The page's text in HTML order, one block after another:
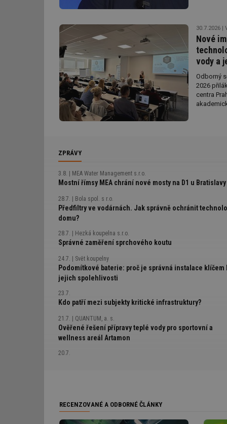
30.7.2026
Nové
vody a
Odborný
2026
centra
a
ZPRÁVY
3.8. MEA Water Management s.r.o.
Mostní římsy MEA chrání nové mosty na D1 u Bratislavy
28.7. Bola spol. s r.o.
Předfiltry ve vodárnách. Jak správně ochránit
domu?
28.7. Hezká koupelna s.r.o.
Správné zaměření sprchového koutu
24.7. Svět koupelny
Podomítkové baterie: proč je správná instalace klíčem
jejich spolehlivosti
23.7.
Kdo patří mezi subjekty kritické infrastruktury?
21.7. QUANTUM, a. s.
Ověřené řešení přípravy teplé vody pro sportovní a
wellness areál Artamon
20.7.
zahradě Praha 450 m³ pitné vody denně
15.7.
RECENZOVANÉ A ODBORNÉ ČLÁNKY